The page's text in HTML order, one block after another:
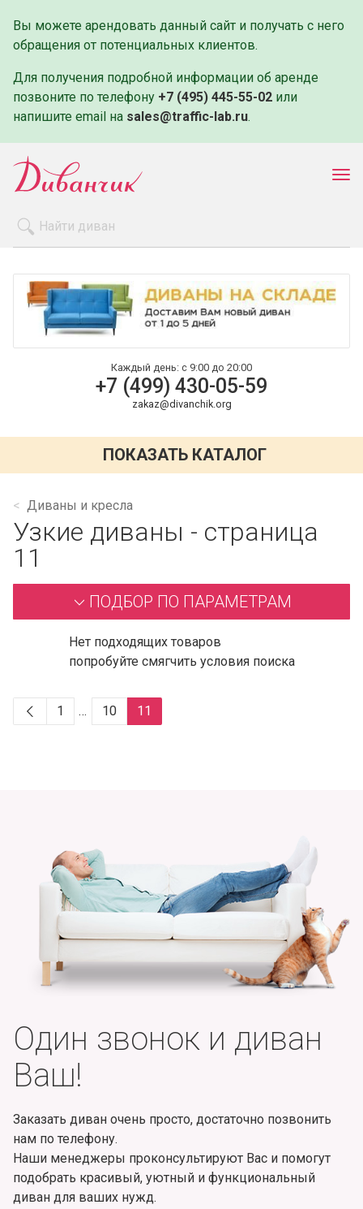
Вы можете арендовать данный сайт и получать с него
обращения от потенциальных клиентов.
Для получения подробной информации об аренде
позвоните по телефону +7 (495) 445-55-02 или
напишите email на sales@traffic-lab.ru.
Оплата и доставка
Контакты
Каждый день: с 9:00 до 20:00
+7 (499) 430-05-59
zakaz@divanchik.org
ПОКАЗАТЬ КАТАЛОГ
Диваны и кресла
Узкие диваны - страница
11
ПОДБОР ПО ПАРАМЕТРАМ
Нет подходящих товаров
попробуйте смягчить условия поиска
1 … 10 11
Один звонок и диван
Ваш!
Заказать диван очень просто, достаточно позвонить
нам по телефону.
Наши менеджеры проконсультируют Вас и помогут
подобрать красивый, уютный и функциональный
диван для ваших нужд.